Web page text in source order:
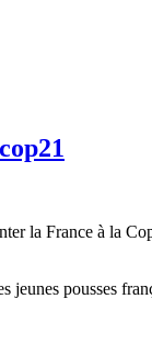
la France à la
jeunes pousses